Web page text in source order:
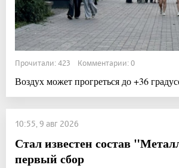
Прочитали: 423 Комментарии: 0
Воздух может прогреться до +36
10:55, 9 авг 2026
Стал известен состав
первый сбор